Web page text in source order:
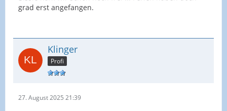
grad erst angefangen.
Klinger
Profi
27. August 2025 21:39